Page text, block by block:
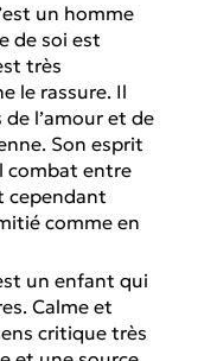
un homme
de soi est
très
le rassure. Il
l’amour et de
Son esprit
combat entre
cependant
comme en
un enfant qui
Calme et
critique très